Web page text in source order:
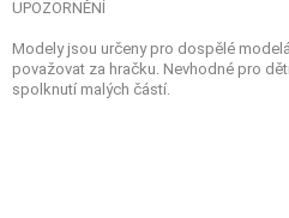
UPOZORNĚNÍ
Modely jsou určeny pro dospělé
považovat za hračku. Nevhodné pro
spolknutí malých částí.